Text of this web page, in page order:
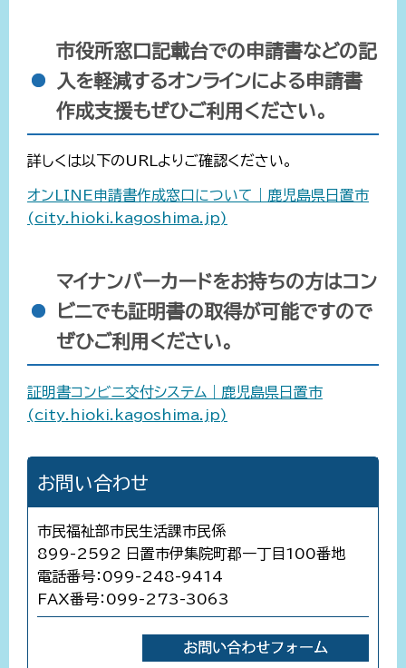
市役所窓口記載台での申請書などの記
入を軽減するオンラインによる申請書
作成支援もぜひご利用ください。
詳しくは以下のURLよりご確認ください。
オンLINE申請書作成窓口について｜鹿児島県日置市
(city.hioki.kagoshima.jp)
マイナンバーカードをお持ちの方はコン
ビニでも証明書の取得が可能ですので
ぜひご利用ください。
証明書コンビニ交付システム｜鹿児島県日置市
(city.hioki.kagoshima.jp)
お問い合わせ
市民福祉部市民生活課市民係
899-2592 日置市伊集院町郡一丁目100番地
電話番号：099-248-9414
FAX番号：099-273-3063